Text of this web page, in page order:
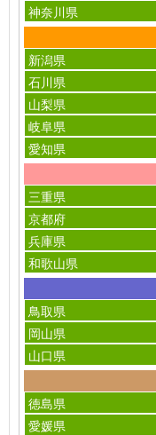
神奈川県
新潟県
石川県
山梨県
岐阜県
愛知県
三重県
京都府
兵庫県
和歌山県
鳥取県
岡山県
山口県
徳島県
愛媛県